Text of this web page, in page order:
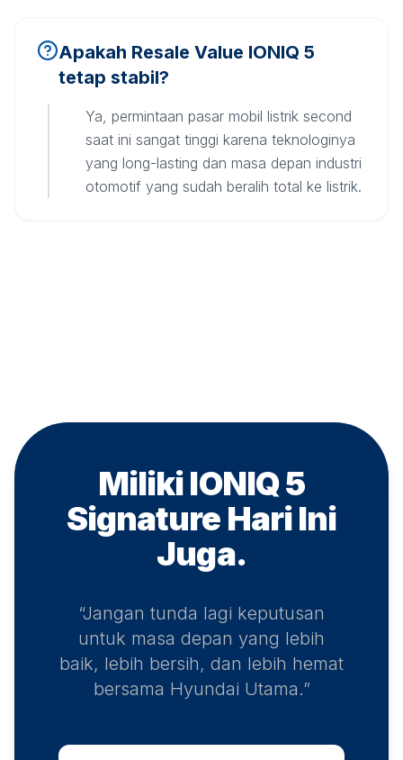
Apakah Resale Value IONIQ 5
tetap stabil?
Ya, permintaan pasar mobil listrik second
saat ini sangat tinggi karena teknologinya
yang long-lasting dan masa depan industri
otomotif yang sudah beralih total ke listrik.
Miliki IONIQ 5
Signature Hari Ini
Juga.
“Jangan tunda lagi keputusan
untuk masa depan yang lebih
baik, lebih bersih, dan lebih hemat
bersama Hyundai Utama.”